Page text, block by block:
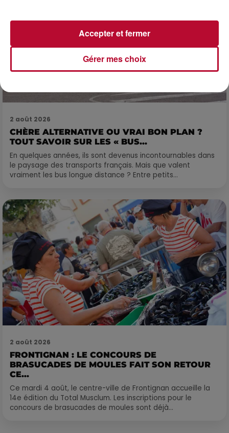
2 août 2026
CHÈRE ALTERNATIVE OU VRAI BON PLAN ?
TOUT SAVOIR SUR LES « BUS...
En quelques années, ils sont devenus incontournables dans
le paysage des transports français. Mais que valent
vraiment les bus longue distance ? Entre petits...
2 août 2026
FRONTIGNAN : LE CONCOURS DE
BRASUCADES DE MOULES FAIT SON RETOUR
CE...
Ce mardi 4 août, le centre-ville de Frontignan accueille la
14e édition du Total Musclum. Les inscriptions pour le
concours de brasucades de moules sont déjà...
Gérer mes choix
Accepter et fermer